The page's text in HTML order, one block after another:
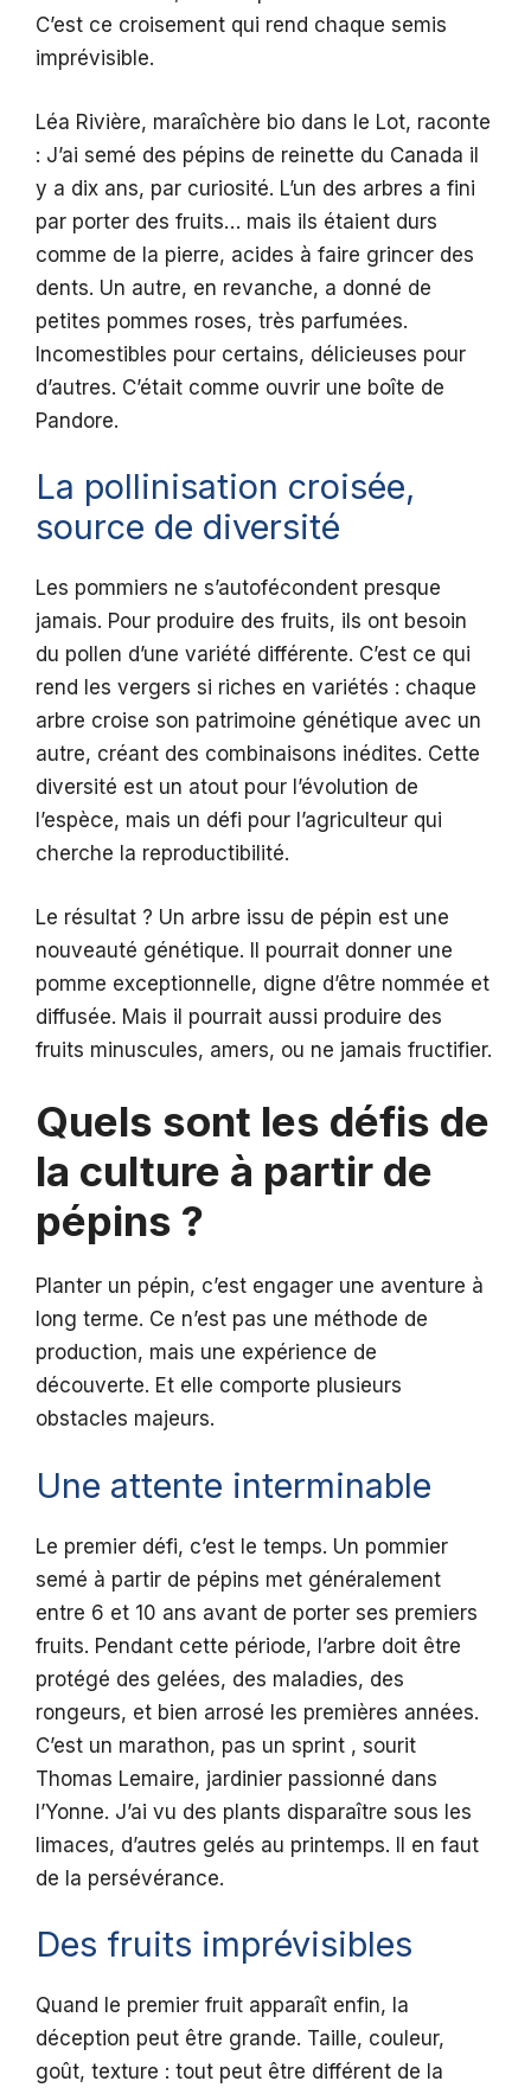
C’est ce croisement qui rend chaque semis
imprévisible.
Léa Rivière, maraîchère bio dans le Lot, raconte
: J’ai semé des pépins de reinette du Canada il
y a dix ans, par curiosité. L’un des arbres a fini
par porter des fruits… mais ils étaient durs
comme de la pierre, acides à faire grincer des
dents. Un autre, en revanche, a donné de
petites pommes roses, très parfumées.
Incomestibles pour certains, délicieuses pour
d’autres. C’était comme ouvrir une boîte de
Pandore.
La pollinisation croisée,
source de diversité
Les pommiers ne s’autofécondent presque
jamais. Pour produire des fruits, ils ont besoin
du pollen d’une variété différente. C’est ce qui
rend les vergers si riches en variétés : chaque
arbre croise son patrimoine génétique avec un
autre, créant des combinaisons inédites. Cette
diversité est un atout pour l’évolution de
l’espèce, mais un défi pour l’agriculteur qui
cherche la reproductibilité.
Le résultat ? Un arbre issu de pépin est une
nouveauté génétique. Il pourrait donner une
pomme exceptionnelle, digne d’être nommée et
diffusée. Mais il pourrait aussi produire des
fruits minuscules, amers, ou ne jamais fructifier.
Quels sont les défis de
la culture à partir de
pépins ?
Planter un pépin, c’est engager une aventure à
long terme. Ce n’est pas une méthode de
production, mais une expérience de
découverte. Et elle comporte plusieurs
obstacles majeurs.
Une attente interminable
Le premier défi, c’est le temps. Un pommier
semé à partir de pépins met généralement
entre 6 et 10 ans avant de porter ses premiers
fruits. Pendant cette période, l’arbre doit être
protégé des gelées, des maladies, des
rongeurs, et bien arrosé les premières années.
C’est un marathon, pas un sprint , sourit
Thomas Lemaire, jardinier passionné dans
l’Yonne. J’ai vu des plants disparaître sous les
limaces, d’autres gelés au printemps. Il en faut
de la persévérance.
Des fruits imprévisibles
Quand le premier fruit apparaît enfin, la
déception peut être grande. Taille, couleur,
goût, texture : tout peut être différent de la